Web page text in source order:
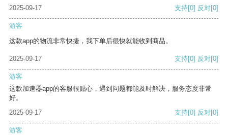
2025-09-17 支持[0] 反对[0]
游客
这款app的物流非常快捷，我下单后很快就能收到商品。
2025-09-17 支持[0] 反对[0]
游客
这款加速器app的客服很贴心，遇到问题都能及时解决，服务态度非常
好。
2025-09-17
支持[0] 反对[0]
游客